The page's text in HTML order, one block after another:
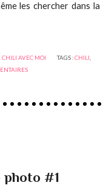
les chercher dans la
CHILI AVEC MOI TAGS :CHILI
#1